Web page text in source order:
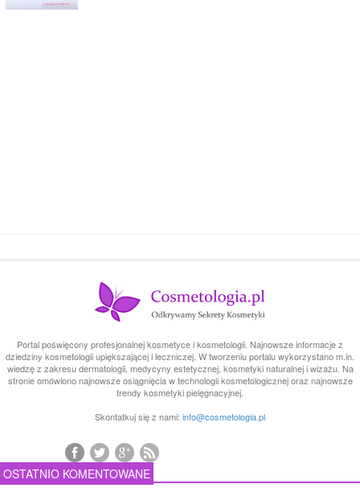
Portal poświęcony profesjonalnej kosmetyce i kosmetologii. Najnowsze informacje z
dziedziny kosmetologii upiększającej i leczniczej. W tworzeniu portalu wykorzystano m.in.
wiedzę z zakresu dermatologii, medycyny estetycznej, kosmetyki naturalnej i wizażu. Na
stronie omówiono najnowsze osiągnięcia w technologii kosmetologicznej oraz najnowsze
trendy kosmetyki pielęgnacyjnej.
Skontatkuj się z nami: info@cosmetologia.pl
OSTATNIO KOMENTOWANE